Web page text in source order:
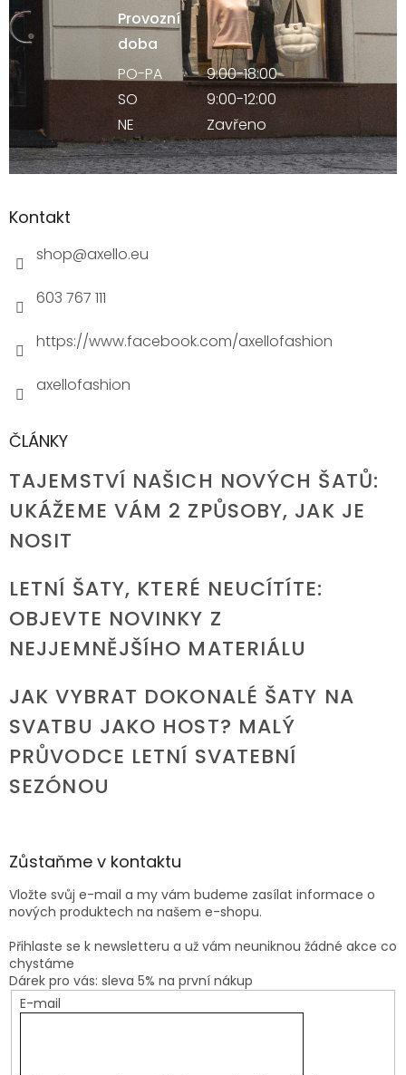
Provozní
doba
PO-PA
9:00-18:00
SO
9:00-12:00
NE
Zavřeno
Kontakt
shop@axello.eu
603 767 111
https://www.facebook.com/axellofashion
axellofashion
ČLÁNKY
TAJEMSTVÍ NAŠICH NOVÝCH ŠATŮ:
UKÁŽEME VÁM 2 ZPŮSOBY, JAK JE
NOSIT
LETNÍ ŠATY, KTERÉ NEUCÍTÍTE:
OBJEVTE NOVINKY Z
NEJJEMNĚJŠÍHO MATERIÁLU
JAK VYBRAT DOKONALÉ ŠATY NA
SVATBU JAKO HOST? MALÝ
PRŮVODCE LETNÍ SVATEBNÍ
SEZÓNOU
Zůstaňme v kontaktu
Vložte svůj e-mail a my vám budeme zasílat informace o
nových produktech na našem e-shopu.
Přihlaste se k newsletteru a už vám neuniknou žádné akce co
chystáme
Dárek pro vás: sleva 5% na první nákup
E-mail